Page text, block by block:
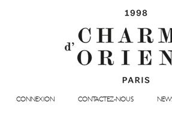
CONNEXION CONTACTEZ-NOUS